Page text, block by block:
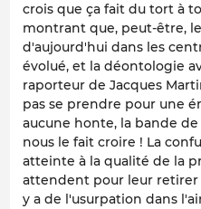
crois que ça fait du tort à
montrant que, peut-être,
d'aujourd'hui dans les
évolué, et la déontologie
raporteur de Jacques
pas se prendre pour une
aucune honte, la bande
nous le fait croire ! La
atteinte à la qualité de la
attendent pour leur
y a de l'usurpation dans